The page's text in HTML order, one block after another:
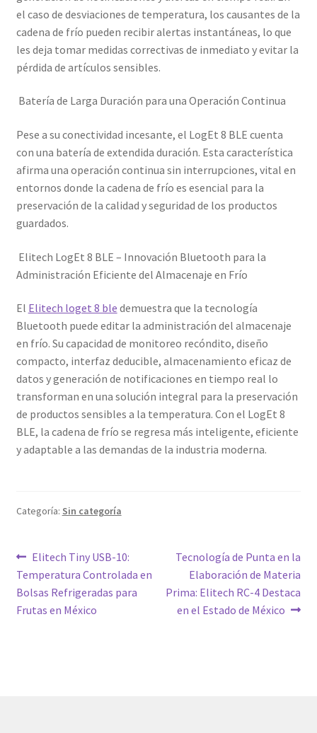
el caso de desviaciones de temperatura, los causantes de la
cadena de frío pueden recibir alertas instantáneas, lo que
les deja tomar medidas correctivas de inmediato y evitar la
pérdida de artículos sensibles.
Batería de Larga Duración para una Operación Continua
Pese a su conectividad incesante, el LogEt 8 BLE cuenta
con una batería de extendida duración. Esta característica
afirma una operación continua sin interrupciones, vital en
entornos donde la cadena de frío es esencial para la
preservación de la calidad y seguridad de los productos
guardados.
Elitech LogEt 8 BLE – Innovación Bluetooth para la
Administración Eficiente del Almacenaje en Frío
El Elitech loget 8 ble demuestra que la tecnología
Bluetooth puede editar la administración del almacenaje
en frío. Su capacidad de monitoreo recóndito, diseño
compacto, interfaz deducible, almacenamiento eficaz de
datos y generación de notificaciones en tiempo real lo
transforman en una solución integral para la preservación
de productos sensibles a la temperatura. Con el LogEt 8
BLE, la cadena de frío se regresa más inteligente, eficiente
y adaptable a las demandas de la industria moderna.
Categoría: Sin categoría
Navegación
de
entradas
Entrada
anterior:
Elitech Tiny USB-10:
Temperatura Controlada en
Bolsas Refrigeradas para
Frutas en México
Siguiente
entrada:
Tecnología de Punta en la
Elaboración de Materia
Prima: Elitech RC-4 Destaca
en el Estado de México